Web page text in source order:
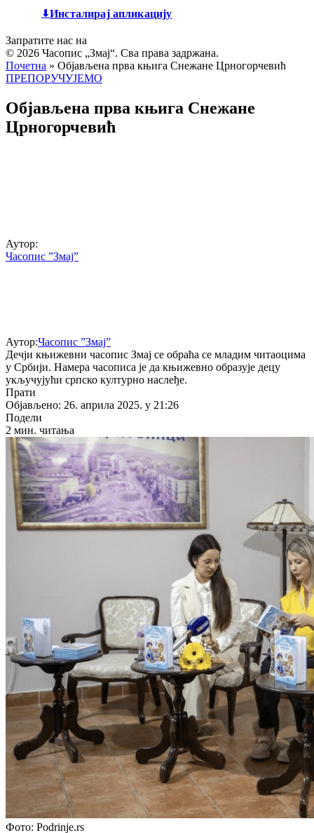
Инсталирај апликацију
Запратите нас на
© 2026 Часопис „Змај“. Сва права задржана.
Почетна » Објављена прва књига Снежане Црногорчевић
ПРЕПОРУЧУЈЕМО
Објављена прва књига Снежане
Црногорчевић
Аутор:
Часопис ”Змај”
Аутор:Часопис ”Змај”
Дечји књижевни часопис Змај се обраћа се младим читаоцима
у Србији. Намера часописа је да књижевно образује децу
укључујући српско културно наслеђе.
Прати
Објављено: 26. априла 2025. у 21:26
Подели
2 мин. читања
Фото: Podrinje.rs